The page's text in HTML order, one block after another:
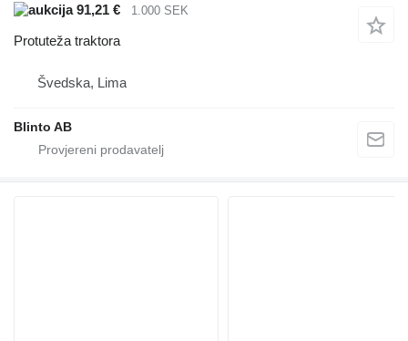
91,21 €
1.000 SEK
Protuteža traktora
Švedska, Lima
Blinto AB